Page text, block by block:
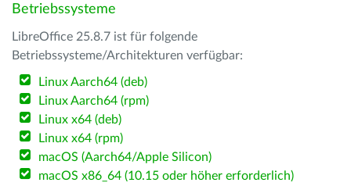
Betriebssysteme
LibreOffice 25.8.7 ist für folgende
Betriebssysteme/Architekturen verfügbar:
Linux Aarch64 (deb)
Linux Aarch64 (rpm)
Linux x64 (deb)
Linux x64 (rpm)
macOS (Aarch64/Apple Silicon)
macOS x86_64 (10.15 oder höher erforderlich)